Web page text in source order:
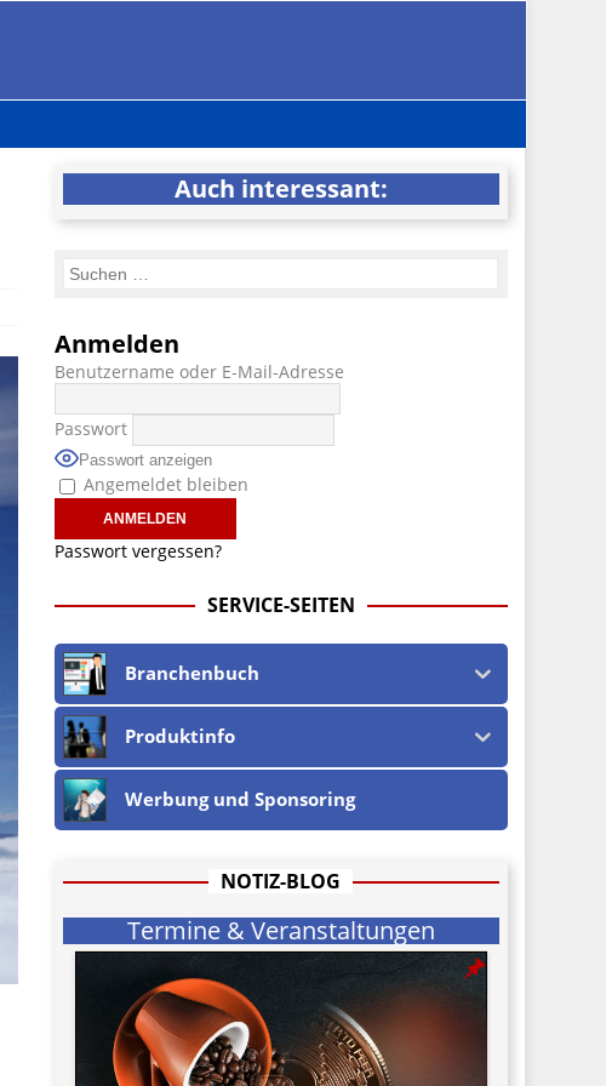
Auch interessant:
Anmelden
Benutzername oder E-Mail-Adresse
Passwort
Passwort anzeigen
Angemeldet bleiben
Passwort vergessen?
SERVICE-SEITEN
Branchenbuch
Produktinfo
Werbung und Sponsoring
NOTIZ-BLOG
Termine & Veranstaltungen